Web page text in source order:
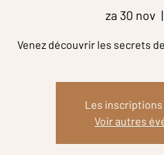
za 30 nov
  |
Venez découvrir les secrets
Les
Voir autres